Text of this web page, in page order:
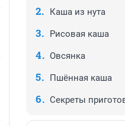
Каша из нута
Рисовая каша
Овсянка
Пшённая каша
Секреты